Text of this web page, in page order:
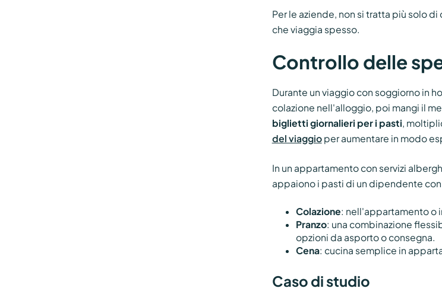
Per le aziende, non si tratta più solo di
che viaggia spesso.
Controllo delle
Durante un viaggio con soggiorno in
colazione nell'alloggio, poi mangi il
biglietti giornalieri per i pasti,
del viaggioper aumentare in modo
In un appartamento con servizi
appaiono i pasti di un dipendente
Colazione: nell'appartamento o
Pranzo: una combinazione
opzioni da asporto o consegna.
Cena: cucina semplice in
Caso di studio